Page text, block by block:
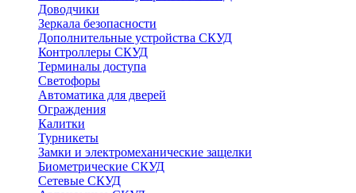
Доводчики
Зеркала безопасности
Дополнительные устройства СКУД
Контроллеры СКУД
Терминалы доступа
Светофоры
Автоматика для дверей
Ограждения
Калитки
Турникеты
Замки и электромеханические защелки
Биометрические СКУД
Сетевые СКУД